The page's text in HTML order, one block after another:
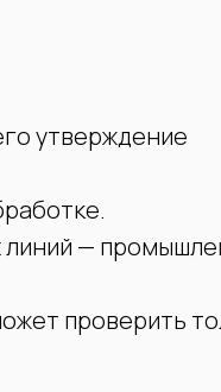
утверждение
линий —
проверить